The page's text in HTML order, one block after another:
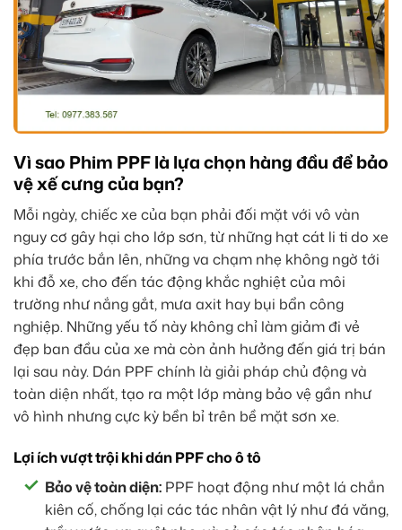
Vì sao Phim PPF là lựa chọn hàng đầu để bảo
vệ xế cưng của bạn?
Mỗi ngày, chiếc xe của bạn phải đối mặt với vô vàn
nguy cơ gây hại cho lớp sơn, từ những hạt cát li ti do xe
phía trước bắn lên, những va chạm nhẹ không ngờ tới
khi đỗ xe, cho đến tác động khắc nghiệt của môi
trường như nắng gắt, mưa axit hay bụi bẩn công
nghiệp. Những yếu tố này không chỉ làm giảm đi vẻ
đẹp ban đầu của xe mà còn ảnh hưởng đến giá trị bán
lại sau này. Dán PPF chính là giải pháp chủ động và
toàn diện nhất, tạo ra một lớp màng bảo vệ gần như
vô hình nhưng cực kỳ bền bỉ trên bề mặt sơn xe.
Lợi ích vượt trội khi dán PPF cho ô tô
Bảo vệ toàn diện: PPF hoạt động như một lá chắn
kiên cố, chống lại các tác nhân vật lý như đá văng,